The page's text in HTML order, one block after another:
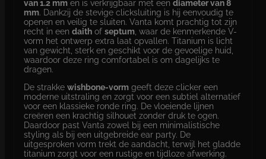
van 1.2 mm en is verkrijgbaar met eendiameter van 8
mm. Dankzij de stevige clicksluiting is hij eenvoudig te
openen en veilig te sluiten. Vanta komt prachtig tot zijn
recht in eendaith ofseptum , waar de kenmerkende V-
vorm het ontwerp extra laat opvallen. Titanium is licht
van gewicht, sterk en geschikt voor de gevoelige huid,
waardoor deze ring comfortabel is om dagelijks te
dragen.
De strakkewishbone-vorm geeft deze clicker een
moderne uitstraling en zorgt voor een subtiel alternatief
voor een klassieke ronde ring. De vloeiende lijnen
creëren een krachtig silhouet zonder druk te ogen.
Daardoor past Vanta zowel bij een minimalistische
styling als bij een uitgebreide ear party. De
uitgesproken vorm trekt de aandacht, terwijl het gladde
titanium zorgt voor een rustige en tijdloze afwerking.